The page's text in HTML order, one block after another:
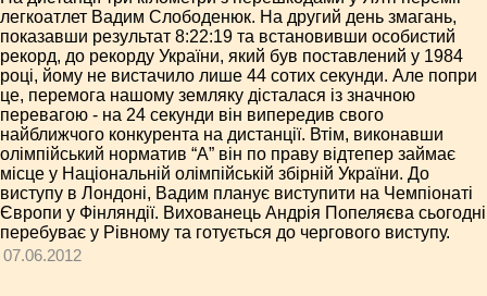
легкоатлет Вадим Слободенюк. На другий день змагань,
показавши результат 8:22:19 та встановивши особистий
рекорд, до рекорду України, який був поставлений у 1984
році, йому не вистачило лише 44 сотих секунди. Але попри
це, перемога нашому земляку дісталася із значною
перевагою - на 24 секунди він випередив свого
найближчого конкурента на дистанції. Втім, виконавши
олімпійський норматив “А” він по праву відтепер займає
місце у Національній олімпійській збірній України. До
виступу в Лондоні, Вадим планує виступити на Чемпіонаті
Європи у Фінляндії. Вихованець Андрія Попеляєва сьогодні
перебуває у Рівному та готується до чергового виступу.
07.06.2012